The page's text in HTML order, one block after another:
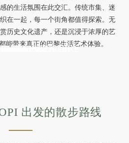
的生活氛围在此交汇。传统市集、迷
在一起，每一个街角都值得探索。无
历史文化遗产，还是沉浸于浓厚的艺
能带来真正的巴黎生活艺术体验。
COEUR
GEORGESBERGÈRE
出发的散步路线